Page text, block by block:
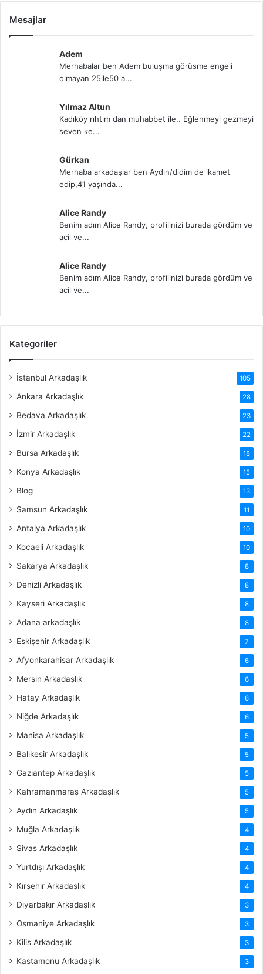
Mesajlar
Adem
Merhabalar ben Adem buluşma görüsme engeli
olmayan 25ile50 a...
Yılmaz Altun
Kadıköy rıhtım dan muhabbet ile.. Eğlenmeyi gezmeyi
seven ke...
Gürkan
Merhaba arkadaşlar ben Aydın/didim de ikamet
edip,41 yaşında...
Alice Randy
Benim adım Alice Randy, profilinizi burada gördüm ve
acil ve...
Alice Randy
Benim adım Alice Randy, profilinizi burada gördüm ve
acil ve...
Kategoriler
İstanbul Arkadaşlık 105
Ankara Arkadaşlık 28
Bedava Arkadaşlık 23
İzmir Arkadaşlık 22
Bursa Arkadaşlık 18
Konya Arkadaşlık 15
Blog 13
Samsun Arkadaşlık 11
Antalya Arkadaşlık 10
Kocaeli Arkadaşlık 10
Sakarya Arkadaşlık 8
Denizli Arkadaşlık 8
Kayseri Arkadaşlık 8
Adana arkadaşlık 8
Eskişehir Arkadaşlık 7
Afyonkarahisar Arkadaşlık 6
Mersin Arkadaşlık 6
Hatay Arkadaşlık 6
Niğde Arkadaşlık 6
Manisa Arkadaşlık 5
Balıkesir Arkadaşlık 5
Gaziantep Arkadaşlık 5
Kahramanmaraş Arkadaşlık 5
Aydın Arkadaşlık 5
Muğla Arkadaşlık 4
Sivas Arkadaşlık 4
Yurtdışı Arkadaşlık 4
Kırşehir Arkadaşlık 4
Diyarbakır Arkadaşlık 3
Osmaniye Arkadaşlık 3
Kilis Arkadaşlık 3
Kastamonu Arkadaşlık 3